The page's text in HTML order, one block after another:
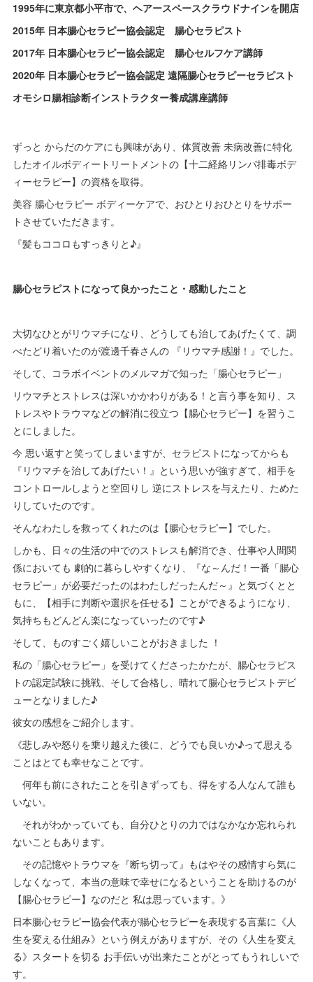
1995年に東京都小平市で、ヘアースペースクラウドナインを開店
2015年 日本腸心セラピー協会認定 腸心セラピスト
2017年 日本腸心セラピー協会認定 腸心セルフケア講師
2020年 日本腸心セラピー協会認定 遠隔腸心セラピーセラピスト
オモシロ腸相診断インストラクター養成講座講師
ずっと からだのケアにも興味があり、体質改善 未病改善に特化
したオイルボディートリートメントの【十二経絡リンパ排毒ボデ
ィーセラピー】の資格を取得。
美容 腸心セラピー ボディーケアで、おひとりおひとりをサポー
トさせていただきます。
『髪もココロもすっきりと♪』
腸心セラピストになって良かったこと・感動したこと
大切なひとがリウマチになり、どうしても治してあげたくて、調
べたどり着いたのが渡邊千春さんの 『リウマチ感謝！』でした。
そして、コラボイベントのメルマガで知った「腸心セラピー」
リウマチとストレスは深いかかわりがある！と言う事を知り、ス
トレスやトラウマなどの解消に役立つ【腸心セラピー】を習うこ
とにしました。
今 思い返すと笑ってしまいますが、セラピストになってからも
『リウマチを治してあげたい！』という思いが強すぎて、相手を
コントロールしようと空回りし 逆にストレスを与えたり、ためた
りしていたのです。
そんなわたしを救ってくれたのは【腸心セラピー】でした。
しかも、日々の生活の中でのストレスも解消でき、仕事や人間関
係においても 劇的に暮らしやすくなり、『な～んだ！一番「腸心
セラピー」が必要だったのはわたしだったんだ～』と気づくとと
もに、【相手に判断や選択を任せる】ことができるようになり、
気持ちもどんどん楽になっていったのです♪
そして、ものすごく嬉しいことがおきました ！
私の「腸心セラピー」を受けてくださったかたが、腸心セラピス
トの認定試験に挑戦、そして合格し、晴れて腸心セラピストデビ
ューとなりました♪
彼女の感想をご紹介します。
《悲しみや怒りを乗り越えた後に、どうでも良いか♪って思える
ことはとても幸せなことです。
何年も前にされたことを引きずっても、得をする人なんて誰も
いない。
それがわかっていても、自分ひとりの力ではなかなか忘れられ
ないこともあります。
その記憶やトラウマを『断ち切って』もはやその感情すら気に
しなくなって、本当の意味で幸せになるということを助けるのが
【腸心セラピー】なのだと 私は思っています。》
日本腸心セラピー協会代表が腸心セラピーを表現する言葉に《人
生を変える仕組み》という例えがありますが、その《人生を変え
る》スタートを切る お手伝いが出来たことがとってもうれしいで
す。